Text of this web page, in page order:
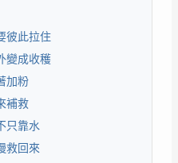
彼此拉住
變成收穫
加粉
補救
只靠水
救回來